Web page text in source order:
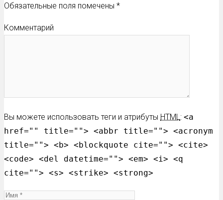
Обязательные поля помечены *
Комментарий
Вы можете использовать теги и атрибуты HTML : <a
href="" title=""> <abbr title=""> <acronym
title=""> <b> <blockquote cite=""> <cite>
<code> <del datetime=""> <em> <i> <q
cite=""> <s> <strike> <strong>